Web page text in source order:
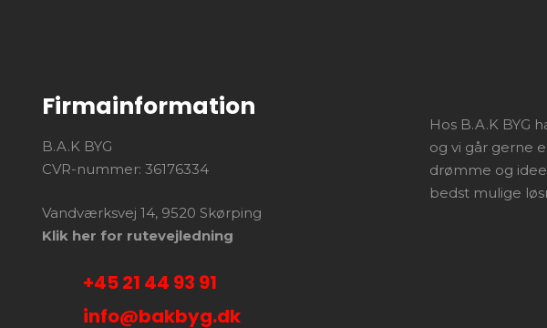
Firmainformation
B.A.K BYG
CVR-nummer: 36176334
Vandværksvej 14, 9520 Skørping
Klik her for rutevejledning
+45 21 44 93 91
info@bakbyg.dk
Hos B.A.K BYG
og vi går gerne
drømme og
bedst mulige